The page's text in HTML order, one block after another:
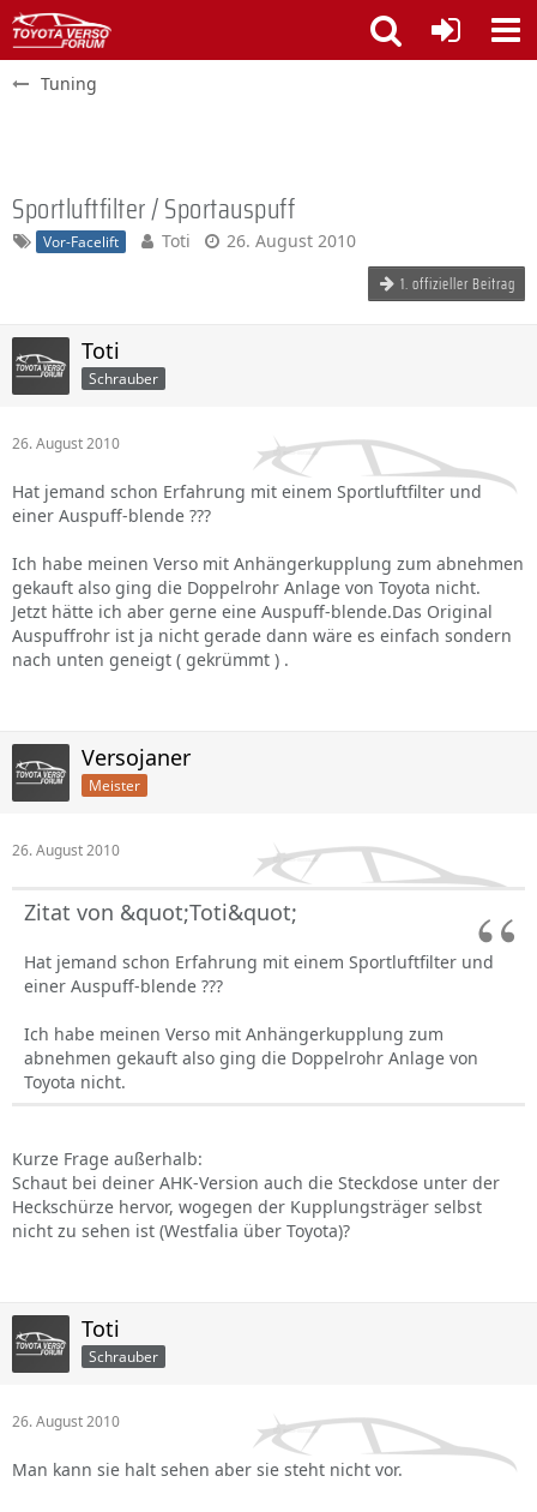
Tuning
Sportluftfilter / Sportauspuff
Vor-Facelift Toti
26. August 2010
1. offizieller Beitrag
Toti
Schrauber
26. August 2010
Hat jemand schon Erfahrung mit einem Sportluftfilter und
einer Auspuff-blende ???
Ich habe meinen Verso mit Anhängerkupplung zum abnehmen
gekauft also ging die Doppelrohr Anlage von Toyota nicht.
Jetzt hätte ich aber gerne eine Auspuff-blende.Das Original
Auspuffrohr ist ja nicht gerade dann wäre es einfach sondern
nach unten geneigt ( gekrümmt ) .
Versojaner
Meister
26. August 2010
Zitat von &quot;Toti&quot;
Hat jemand schon Erfahrung mit einem Sportluftfilter und
einer Auspuff-blende ???
Ich habe meinen Verso mit Anhängerkupplung zum
abnehmen gekauft also ging die Doppelrohr Anlage von
Toyota nicht.
Kurze Frage außerhalb:
Schaut bei deiner AHK-Version auch die Steckdose unter der
Heckschürze hervor, wogegen der Kupplungsträger selbst
nicht zu sehen ist (Westfalia über Toyota)?
Toti
Schrauber
26. August 2010
Man kann sie halt sehen aber sie steht nicht vor.